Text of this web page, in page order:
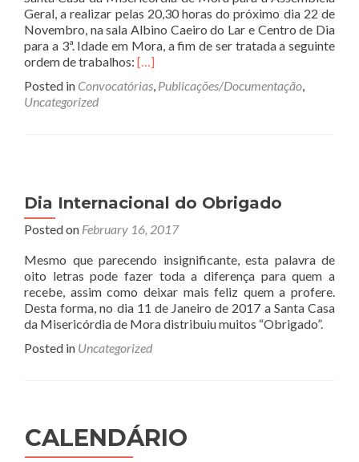
Geral, a realizar pelas 20,30 horas do próximo dia 22 de
Novembro, na sala Albino Caeiro do Lar e Centro de Dia
para a 3ª. Idade em Mora, a fim de ser tratada a seguinte
ordem de trabalhos: Read
about
[…]
Posted in Convocatórias, Publicações/Documentação,
Uncategorized
Dia Internacional do Obrigado
Posted on February 16, 2017
Mesmo que parecendo insignificante, esta palavra de
oito letras pode fazer toda a diferença para quem a
recebe, assim como deixar mais feliz quem a profere.
Desta forma, no dia 11 de Janeiro de 2017 a Santa Casa
da Misericórdia de Mora distribuiu muitos “Obrigado”.
Posted in Uncategorized
CALENDÁRIO